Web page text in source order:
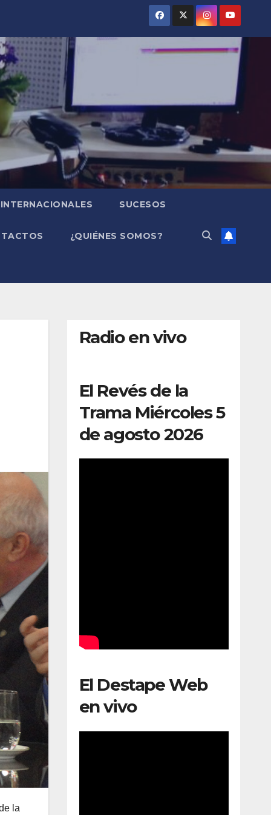
INTERNACIONALES SUCESOS
¿QUIÉNES SOMOS?
la
Radio en vivo
El Revés de la
Trama Miércoles 5
de agosto 2026
El Destape Web
en vivo